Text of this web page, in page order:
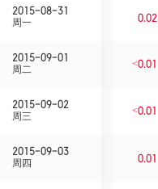
2015-08-31
周一
0.02
2015-09-01
周二
<0.01
2015-09-02
周三
<0.01
2015-09-03
周四
0.01